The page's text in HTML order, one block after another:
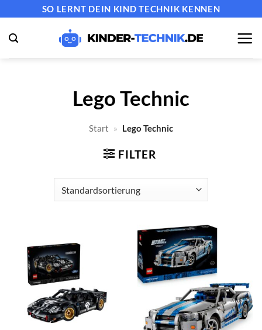
springen
SO LERNT DEIN KIND TECHNIK KENNEN
Lego Technic
Start » Lego Technic
FILTER